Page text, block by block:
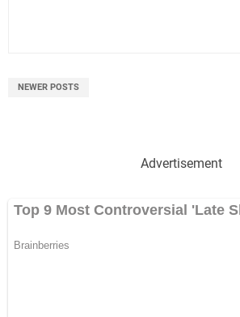
NEWER POSTS
Advertisement